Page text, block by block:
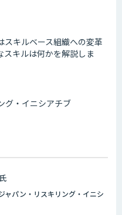
キルベース組織への変革
スキルは何かを解説しま
グ・イニシアチブ
氏
ャパン・リスキリング・イニシ